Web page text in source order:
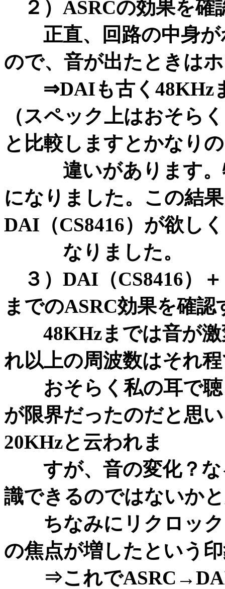
２）ASRCの効果を確
正直、回路の中身が
ので、音が出たときは
⇒DAIも古く48KHzま
（スペック上はおそら
と比較しますとかなりの
違いがあります。特
になりました。この結
DAI（CS8416）が欲しく
なりました。
３）DAI（CS8416）
までのASRC効果を確認
48KHzまでは音が激
れ以上の周波数はそれ
おそらく私の耳で聴
が限界だったのだと思
20KHzと云われま
すが、音の変化？な
識できるのではないか
ちなみにリクロック
の焦点が増したという
⇒これで